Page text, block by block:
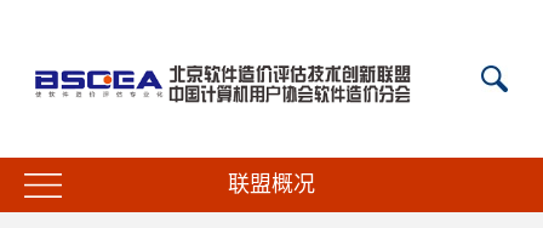
联盟概况